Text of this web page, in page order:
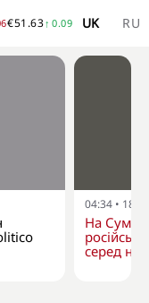
€51.63↑ 0.09 UK RU
04:34 •
На
серед